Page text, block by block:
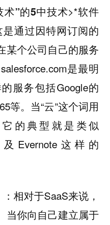
术”的5中技术>*软件
通过因特网订阅的
某个公司自己的服务
是最明
服务包括Google的
等。当“云”这个词用
的典型就是类似
及Evernote这样的
相对于SaaS来说，
当你向自己建立属于